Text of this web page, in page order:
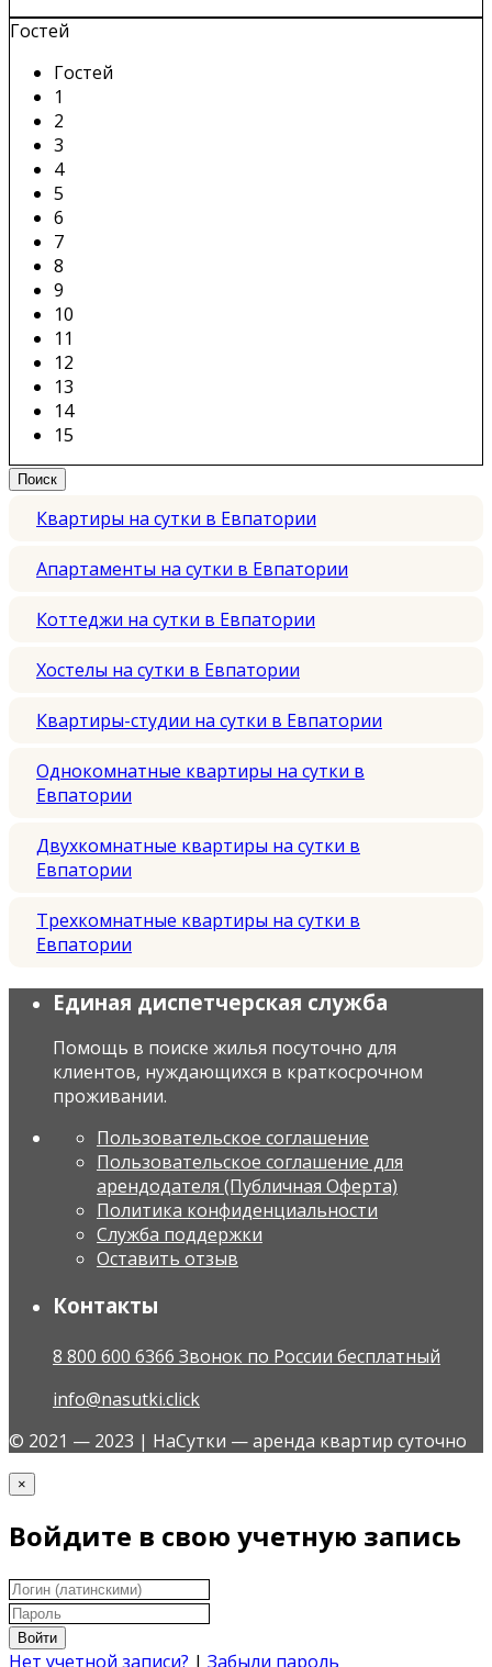
Гостей
Гостей
1
2
3
4
5
6
7
8
9
10
11
12
13
14
15
Квартиры на сутки в Евпатории
Апартаменты на сутки в Евпатории
Коттеджи на сутки в Евпатории
Хостелы на сутки в Евпатории
Квартиры-студии на сутки в Евпатории
Однокомнатные квартиры на сутки в
Евпатории
Двухкомнатные квартиры на сутки в
Евпатории
Трехкомнатные квартиры на сутки в
Евпатории
Единая диспетчерская служба
Помощь в поиске жилья посуточно для
клиентов, нуждающихся в краткосрочном
проживании.
Пользовательское соглашение
Пользовательское соглашение для
арендодателя (Публичная Оферта)
Политика конфиденциальности
Служба поддержки
Оставить отзыв
Контакты
8 800 600 6366 Звонок по России бесплатный
info@nasutki.click
© 2021 — 2023 | НаСутки — аренда квартир суточно
×
Войдите в свою учетную запись
Войти
Нет учетной записи? | Забыли пароль